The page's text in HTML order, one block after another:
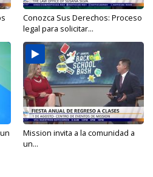
Conozca Sus Derechos: Proceso
legal para solicitar...
Mission invita a la comunidad a
un...